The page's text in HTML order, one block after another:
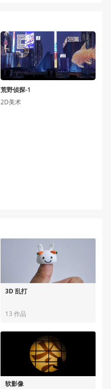
荒野侦探-1
2D美术
3D 乱打
13 作品
软影像